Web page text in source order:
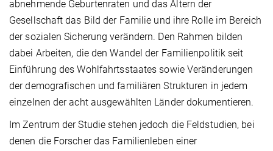
abnehmende Geburtenraten und das Altern der
Gesellschaft das Bild der Familie und ihre Rolle im Bereich
der sozialen Sicherung verändern. Den Rahmen bilden
dabei Arbeiten, die den Wandel der Familienpolitik seit
Einführung des Wohlfahrtsstaates sowie Veränderungen
der demografischen und familiären Strukturen in jedem
einzelnen der acht ausgewählten Länder dokumentieren.
Im Zentrum der Studie stehen jedoch die Feldstudien, bei
denen die Forscher das Familienleben einer